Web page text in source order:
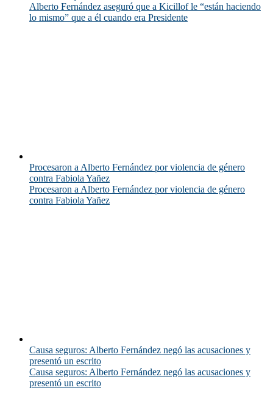
Alberto Fernández aseguró que a Kicillof le “están haciendo
lo mismo” que a él cuando era Presidente
Procesaron a Alberto Fernández por violencia de género
contra Fabiola Yañez
Procesaron a Alberto Fernández por violencia de género
contra Fabiola Yañez
Causa seguros: Alberto Fernández negó las acusaciones y
presentó un escrito
Causa seguros: Alberto Fernández negó las acusaciones y
presentó un escrito